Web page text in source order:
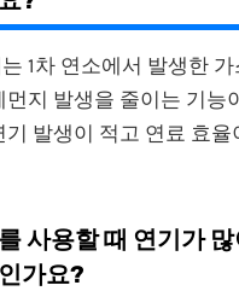
1차 연소에서 발생한 가
지 발생을 줄이는 기능
발생이 적고 연료 효율
사용할 때 연기가
가요?